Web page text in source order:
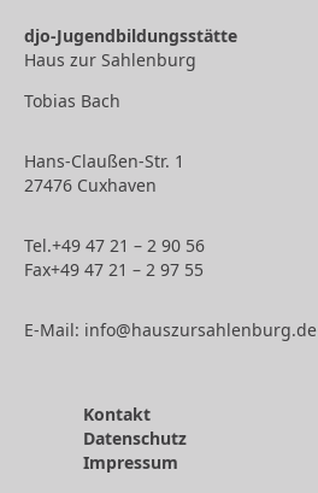
djo-Jugendbildungsstätte
Haus zur Sahlenburg
Tobias Bach
Hans-Claußen-Str. 1
27476 Cuxhaven
Tel.+49 47 21 – 2 90 56
Fax+49 47 21 – 2 97 55
E-Mail: info@hauszursahlenburg.de
Kontakt
Datenschutz
Impressum